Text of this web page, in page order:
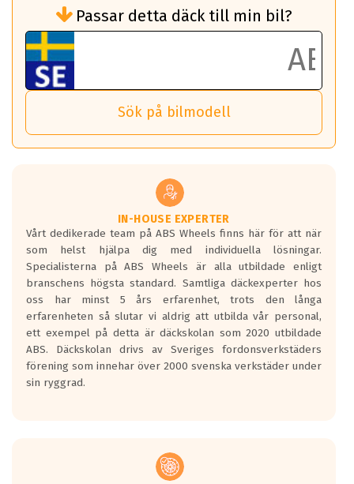
bränsleförbrukningen)
Det ska vara en betygsskala från klass A
till G för rullmotstånd.
Ett klass A däck kommer ha 6,5% bättre
bränsleförbrukning än ett klass G däck.
Det betyder att om man kör 10,000 km,
så sparar man 50 liter bränsle med ett
vilken körstil du använder.
Våtgrepp egenskaper:
Betygsskalan är satt A till F. Där A påvisar
den kortaste bromssträckan och F är den
längsta.
Inga D eller G betyg delas ut för
personbilar och lätta lastbilar.
Betyget sätts efter ett test där däcken
skall bromsa in på en väg där det ligger
0.5-1.5 mm vatten.
I 80km/h kommer skillnaden på
Vid körning i över 50km/h brukar
Passar detta däck till min bil?
Sök på bilmodell
IN-HOUSE EXPERTER
Vårt dedikerade team på ABS Wheels finns här för att när
som helst hjälpa dig med individuella lösningar.
Specialisterna på ABS Wheels är alla utbildade enligt
branschens högsta standard. Samtliga däckexperter hos
oss har minst 5 års erfarenhet, trots den långa
erfarenheten så slutar vi aldrig att utbilda vår personal,
ett exempel på detta är däckskolan som 2020 utbildade
ABS. Däckskolan drivs av Sveriges fordonsverkstäders
förening som innehar över 2000 svenska verkstäder under
sin ryggrad.